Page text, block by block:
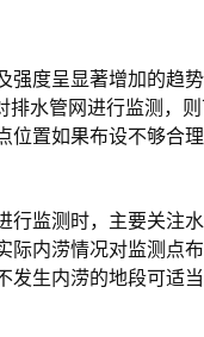
强度呈显著增加的趋
排水管网进行监测
位置如果布设不够合
行监测时，主要关注
际内涝情况对监测点
发生内涝的地段可适